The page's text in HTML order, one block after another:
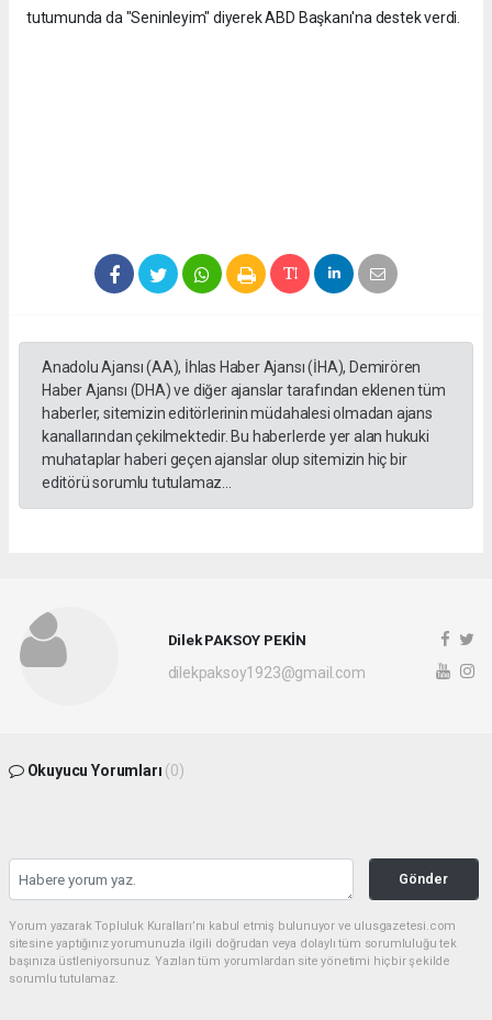
tutumunda da "Seninleyim" diyerek ABD Başkanı'na destek verdi.
Anadolu Ajansı (AA), İhlas Haber Ajansı (İHA), Demirören
Haber Ajansı (DHA) ve diğer ajanslar tarafından eklenen tüm
haberler, sitemizin editörlerinin müdahalesi olmadan ajans
kanallarından çekilmektedir. Bu haberlerde yer alan hukuki
muhataplar haberi geçen ajanslar olup sitemizin hiç bir
editörü sorumlu tutulamaz...
Dilek PAKSOY PEKİN
dilekpaksoy1923@gmail.com
Okuyucu Yorumları (0)
Gönder
Yorum yazarak Topluluk Kuralları’nı kabul etmiş bulunuyor ve ulusgazetesi.com
sitesine yaptığınız yorumunuzla ilgili doğrudan veya dolaylı tüm sorumluluğu tek
başınıza üstleniyorsunuz. Yazılan tüm yorumlardan site yönetimi hiçbir şekilde
sorumlu tutulamaz.